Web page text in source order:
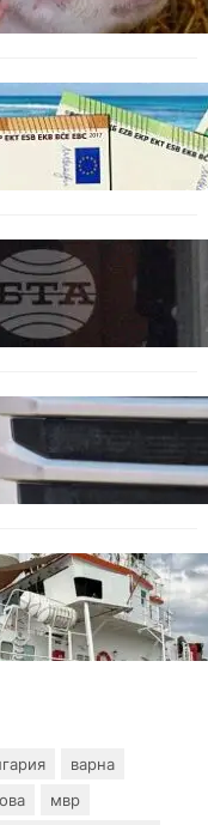
От 9 август
в евро.
от създаването
над 12
през август
пристигна във
на Черно
варна
мвр